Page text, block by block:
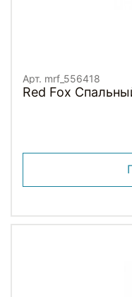
Арт. mrf_556418
Red Fox